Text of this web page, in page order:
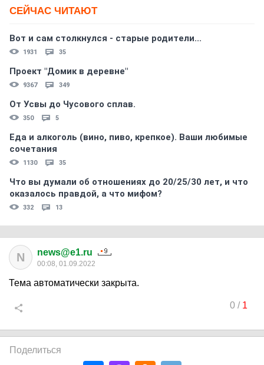
СЕЙЧАС ЧИТАЮТ
Вот и сам столкнулся - старые родители...
1931 35
Проект "Домик в деревне"
9367 349
От Усвы до Чусового сплав.
350 5
Еда и алкоголь (вино, пиво, крепкое). Ваши любимые
сочетания
1130 35
Что вы думали об отношениях до 20/25/30 лет, и что
оказалось правдой, а что мифом?
332 13
N news@e1.ru
00:08, 01.09.2022
Тема автоматически закрыта.
0/ 1
Поделиться